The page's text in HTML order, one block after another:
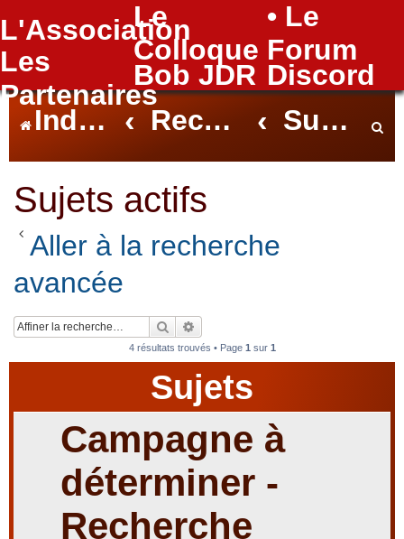
L'Association
Le
Colloque
• Le
Forum
Les
Partenaires
Bob JDR Discord
FAQ
Index du forum Rechercher Sujets actifs
Sujets actifs
Aller à la recherche
avancée
Rechercher
4 résultats trouvés • Page 1 sur 1
Sujets
Campagne à
déterminer -
Recherche